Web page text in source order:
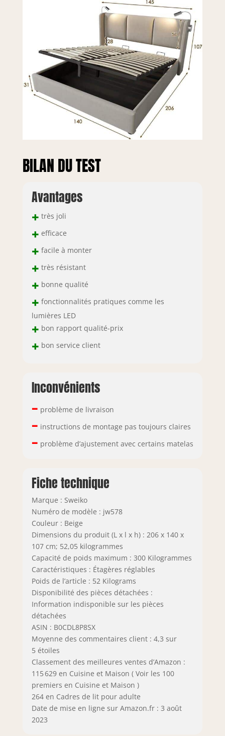
BILAN DU TEST
Avantages
+ très joli
+ efficace
+ facile à monter
+ très résistant
+ bonne qualité
+ fonctionnalités pratiques comme les
lumières LED
+ bon rapport qualité-prix
+ bon service client
Inconvénients
– problème de livraison
– instructions de montage pas toujours claires
– problème d’ajustement avec certains matelas
Fiche technique
Marque : Sweiko
Numéro de modèle : jw578
Couleur : Beige
Dimensions du produit (L x l x h) : 206 x 140 x
107 cm; 52,05 kilogrammes
Capacité de poids maximum : 300 Kilogrammes
Caractéristiques : Étagères réglables
Poids de l’article : 52 Kilograms
Disponibilité des pièces détachées :
Information indisponible sur les pièces
détachées
ASIN : B0CDL8P8SX
Moyenne des commentaires client : 4,3 sur
5 étoiles
Classement des meilleures ventes d’Amazon :
115 629 en Cuisine et Maison ( Voir les 100
premiers en Cuisine et Maison )
264 en Cadres de lit pour adulte
Date de mise en ligne sur Amazon.fr : 3 août
2023